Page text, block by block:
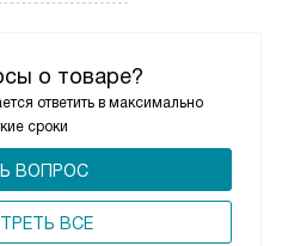
о товаре?
ответить в максимально
сроки
ВОПРОС
ВСЕ